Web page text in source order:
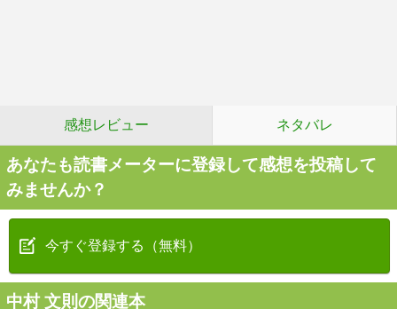
感想レビュー ネタバレ
あなたも読書メーターに登録して感想を投稿して
みませんか？
今すぐ登録する（無料）
中村 文則の関連本